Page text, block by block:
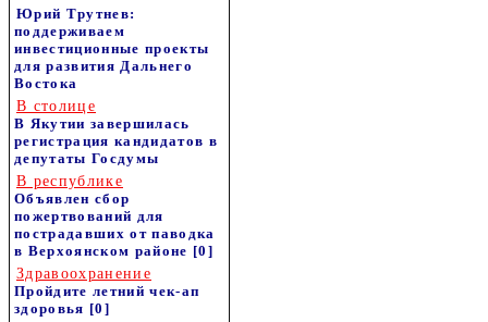
Юрий Трутнев:
поддерживаем
инвестиционные проекты
для развития Дальнего
Востока
В столице
В Якутии завершилась
регистрация кандидатов в
депутаты Госдумы
В республике
Объявлен сбор
пожертвований для
пострадавших от паводка
в Верхоянском районе [0]
Здравоохранение
Пройдите летний чек-ап
здоровья [0]